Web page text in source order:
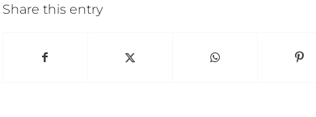
Share this entry